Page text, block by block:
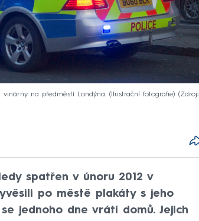
na předměstí Londýna. (Ilustrační fotografie)
Zdroj:
spatřen v únoru 2012 v
po městě plakáty s jeho
jednoho dne vrátí domů. Jejich